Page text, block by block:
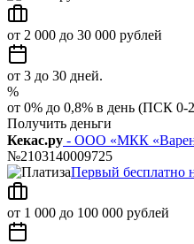
от 2 000 до 30 000 рублей
от 3 до 30 дней.
%
от 0% до 0,8% в день (ПСК 0-
Получить деньги
Кекас.ру - ООО «МКК
№2103140009725
Первый бесплатно
от 1 000 до 100 000 рублей